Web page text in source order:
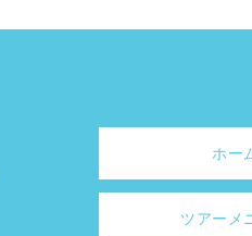
ホー
ツアーメ